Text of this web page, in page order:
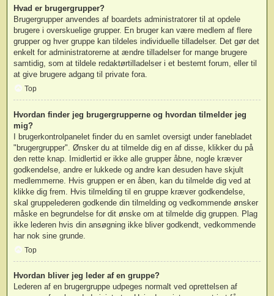
Hvad er brugergrupper?
Brugergrupper anvendes af boardets administratorer til at opdele
brugere i overskuelige grupper. En bruger kan være medlem af flere
grupper og hver gruppe kan tildeles individuelle tilladelser. Det gør det
enkelt for administratorerne at ændre tilladelser for mange brugere
samtidig, som at tildele redaktørtilladelser i et bestemt forum, eller til
at give brugere adgang til private fora.
Top
Hvordan finder jeg brugergrupperne og hvordan tilmelder jeg
mig?
I brugerkontrolpanelet finder du en samlet oversigt under fanebladet
"brugergrupper". Ønsker du at tilmelde dig en af disse, klikker du på
den rette knap. Imidlertid er ikke alle grupper åbne, nogle kræver
godkendelse, andre er lukkede og andre kan desuden have skjult
medlemmerne. Hvis gruppen er en åben, kan du tilmelde dig ved at
klikke dig frem. Hvis tilmelding til en gruppe kræver godkendelse,
skal gruppelederen godkende din tilmelding og vedkommende ønsker
måske en begrundelse for dit ønske om at tilmelde dig gruppen. Plag
ikke lederen hvis din ansøgning ikke bliver godkendt, vedkommende
har nok sine grunde.
Top
Hvordan bliver jeg leder af en gruppe?
Lederen af en brugergruppe udpeges normalt ved oprettelsen af